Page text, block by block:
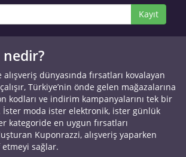
Kayıt
dünyasında fırsatları kovalayan
Türkiye’nin önde gelen mağazalarına
kodları ve indirim kampanyalarını tek bir
İster moda ister elektronik, ister günlük
kategoride en uygun fırsatları
Kuponrazzi, alışveriş yaparken
sağlar.